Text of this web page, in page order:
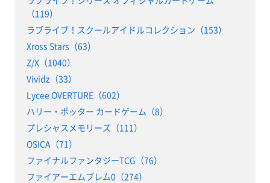
（119）
ラブライブ！スクールアイドルコレクション（153）
Xross Stars（63）
Z/X（1040）
Vividz（33）
Lycee OVERTURE（602）
ハリー・ポッター カードゲーム（8）
プレシャスメモリーズ（111）
OSICA（71）
ファイナルファンタジーTCG（76）
ファイアーエムブレム0（274）